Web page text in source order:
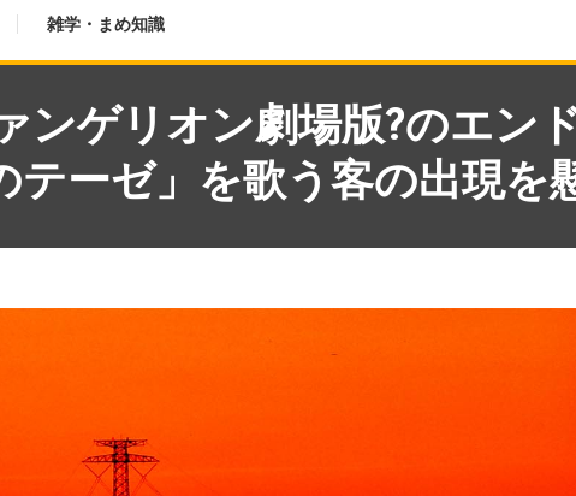
雑学・まめ知識
ンゲリオン劇場版?のエン
テーゼ」を歌う客の出現を